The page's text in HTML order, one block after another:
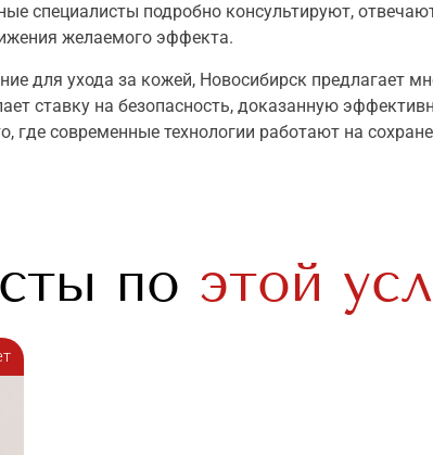
специалисты подробно консультируют,
желаемого эффекта.
для ухода за кожей, Новосибирск предлагает
ставку на безопасность, доказанную
где современные технологии работают на
по этой